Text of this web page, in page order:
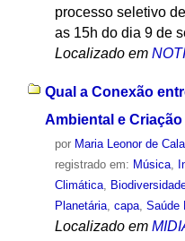
processo seletivo
as 15h do dia 9 de
Localizado em
Qual a Conexão
Ambiental e
por Maria Leonor de
registrado em: Música,
Climática,
Planetária, capa, Saúde
Localizado em